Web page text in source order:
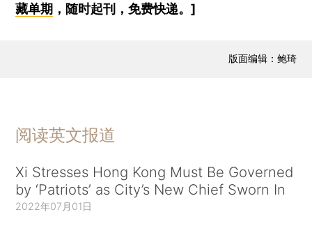
藏单期 ，随时起刊，免费快递。]
版面编辑：鲍琦
阅读英文报道
Xi Stresses Hong Kong Must Be Governed
by ‘Patriots’ as City’s New Chief Sworn In
2022年07月01日